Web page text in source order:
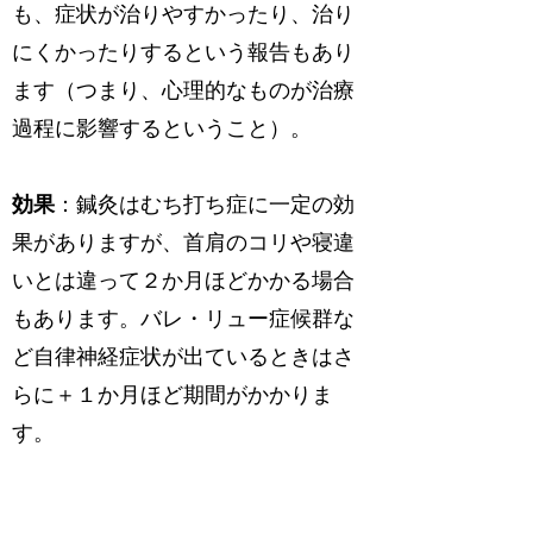
も、症状が治りやすかったり、治り
にくかったりするという報告もあり
ます（つまり、心理的なものが治療
過程に影響するということ）。
効果 ：鍼灸はむち打ち症に一定の効
果がありますが、首肩のコリや寝違
いとは違って２か月ほどかかる場合
もあります。バレ・リュー症候群な
ど自律神経症状が出ているときはさ
らに＋１か月ほど期間がかかりま
す。